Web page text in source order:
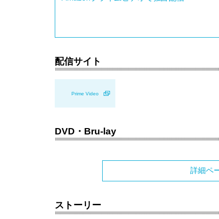
配信サイト
Prime Video
DVD・Bru-lay
詳細ペ
ストーリー